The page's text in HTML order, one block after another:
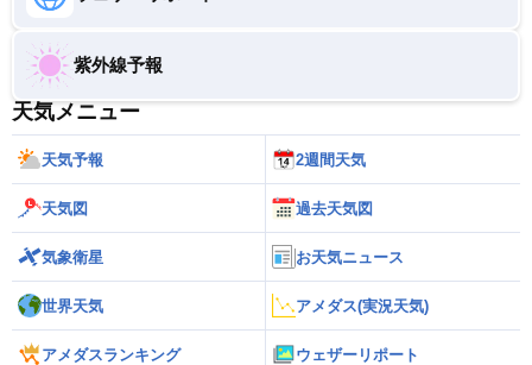
紫外線予報
天気メニュー
天気予報 2週間天気
天気図 過去天気図
気象衛星 お天気ニュース
世界天気 アメダス(実況天気)
アメダスランキング ウェザーリポート